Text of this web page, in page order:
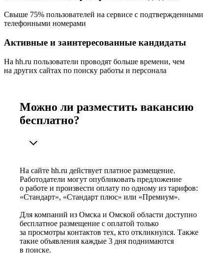
Свыше 75% пользователей на сервисе с подтвержденными
телефонными номерами
Активные и заинтересованные кандидаты
На hh.ru пользователи проводят больше времени, чем
на других сайтах по поиску работы и персонала
Можно ли разместить вакансию
бесплатно?
На сайте hh.ru действует платное размещение.
Работодатели могут опубликовать предложение
о работе и произвести оплату по одному из тарифов:
«Стандарт», «Стандарт плюс» или «Премиум».
Для компаний из Омска и Омской области доступно
бесплатное размещение с оплатой только
за просмотры контактов тех, кто откликнулся. Также
такие объявления каждые 3 дня поднимаются
в поиске.